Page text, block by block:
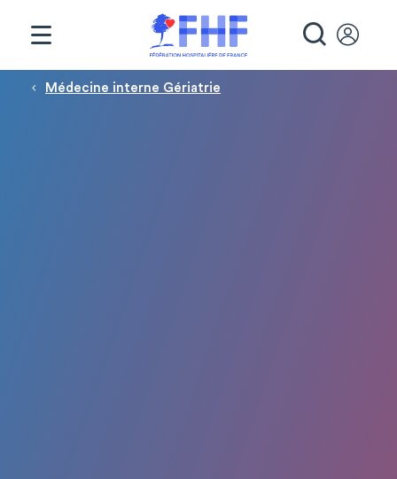
Fil d'Ariane
Médecine interne Gériatrie
Panneau de gestion des cookies